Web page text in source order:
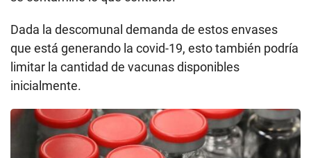
Dada la descomunal demanda de estos envases
que está generando la covid-19, esto también podría
limitar la cantidad de vacunas disponibles
inicialmente.